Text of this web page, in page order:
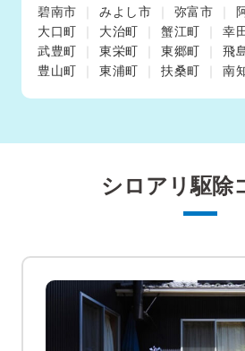
碧南市
みよし市 弥富市
大口町
大治町 蟹江町 幸
武豊町
東栄町 東郷町 飛
豊山町
東浦町 扶桑町 南
シロアリ駆除